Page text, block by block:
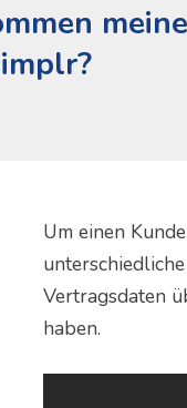
meine
Um einen
Vertragsdaten
haben.